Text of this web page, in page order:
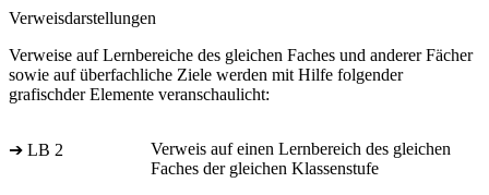
Verweisdarstellungen
Verweise auf Lernbereiche des gleichen Faches und anderer Fächer
sowie auf überfachliche Ziele werden mit Hilfe folgender
grafischder Elemente veranschaulicht:
➔ LB 2
Verweis auf einen Lernbereich des gleichen
Faches der gleichen Klassenstufe